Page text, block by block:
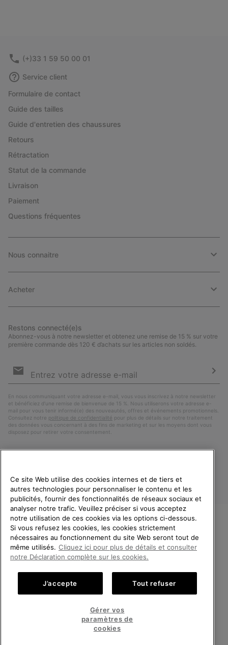
(+)33 1 59 50 00 01
Service client
Formulaire de contact
Guide des tailles
Guide d'entretien des chaussures
Retours
Rétractation
Statut de la commande
Livraison
Paiement
Questions fréquentes
Nous connaitre
Acheter
Restons connecté(e)s
Abonnez-vous à notre newsletter et obtenez une remise de 15 % sur votre
première commande dès 120 € d’achats sur les articles non soldés.
par
En nous communiquant votre adresse e-mail, vous vous inscrivez à notre newsletter
et bénéficiez d’une remise de bienvenue de 15 %. Nous utiliserons votre adresse e-
mail pour vous tenir informé(e) des nouveautés, offres et événements promotionnels.
Consultez notre politique de confidentialité pour plus de détails sur notre traitement
des données vous concernant à des fins de marketing et sur les moyens dont vous
disposez pour retirer votre consentement.
France
©2026 SOREL. Tous droits réservés.
Conditions Générales de Vente Garanties Légales
Impressum Public CBCR
Service client: Lun - Sam de 9h à 13h et de 14h à 18h
BIENVENUE CHEZ SOREL.
VEUILLEZ SÉLECTIONNER
VOTRE PAYS DE LIVRAISON.
Achats en ligne disponibles
Ce site Web utilise des cookies internes et de tiers et
autres technologies pour personnaliser le contenu et les
publicités, fournir des fonctionnalités de réseaux sociaux et
analyser notre trafic. Veuillez préciser si vous acceptez
notre utilisation de ces cookies via les options ci-dessous.
Si vous refusez les cookies, les cookies strictement
nécessaires au fonctionnement du site Web seront tout de
même utilisés. Cliquez ici pour plus de détails et consulter
notre Déclaration complète sur les cookies.
J’accepte Tout refuser
Gérer vos
paramètres de
cookies